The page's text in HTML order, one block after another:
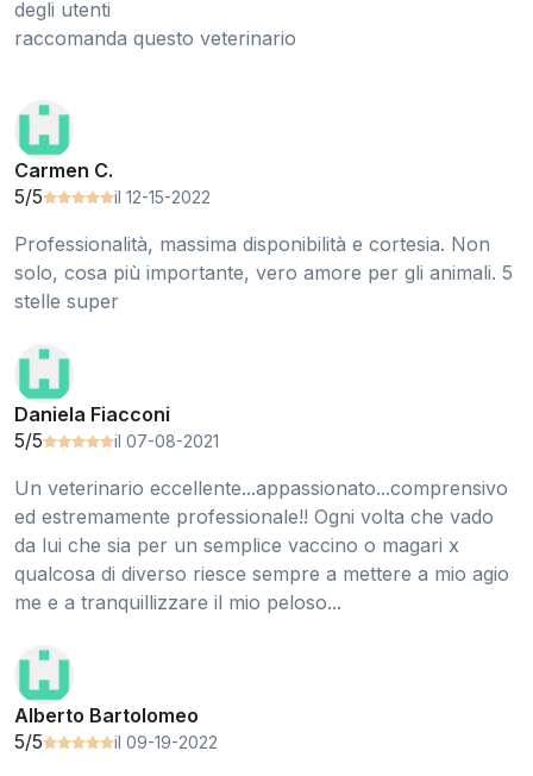
degli utenti
raccomanda questo veterinario
Carmen C.
5/5
il 12-15-2022
Professionalità, massima disponibilità e cortesia. Non
solo, cosa più importante, vero amore per gli animali. 5
stelle super
Daniela Fiacconi
5/5
il 07-08-2021
Un veterinario eccellente...appassionato...comprensivo
ed estremamente professionale!! Ogni volta che vado
da lui che sia per un semplice vaccino o magari x
qualcosa di diverso riesce sempre a mettere a mio agio
me e a tranquillizzare il mio peloso...
Alberto Bartolomeo
5/5
il 09-19-2022